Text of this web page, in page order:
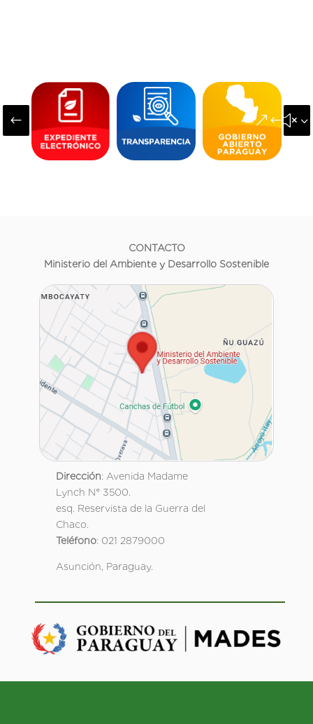
#
CONTACTO
Ministerio del Ambiente y Desarrollo Sostenible
Dirección: Avenida Madame
Lynch N° 3500.
esq. Reservista de la Guerra del
Chaco.
Teléfono: 021 2879000
Asunción, Paraguay.